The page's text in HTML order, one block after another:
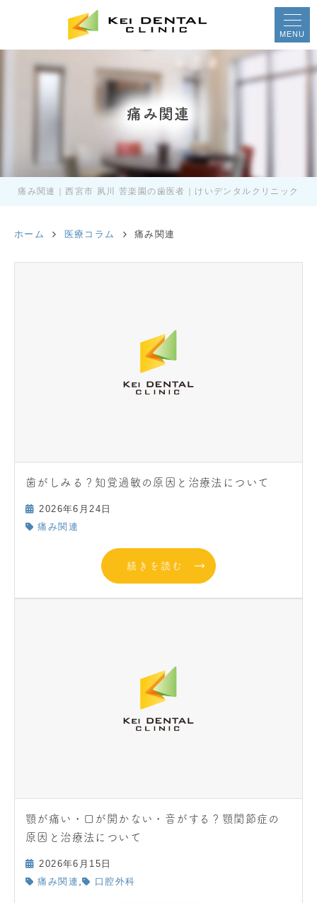
MENU
痛み関連
痛み関連｜西宮市 夙川 苦楽園の歯医者｜けいデンタルクリニック
ホーム 医療コラム 痛み関連
歯がしみる？知覚過敏の原因と治療法について
2026年6月24日
痛み関連
続きを読む
顎が痛い・口が開かない・音がする？顎関節症の
原因と治療法について
2026年6月15日
痛み関連 , 口腔外科